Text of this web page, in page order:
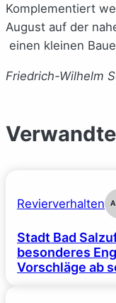
Komplementiert
August auf der
einen kleinen
Friedrich-Wilhelm
Revierverhalten
Stadt Bad
besonderes
Vorschläge ab